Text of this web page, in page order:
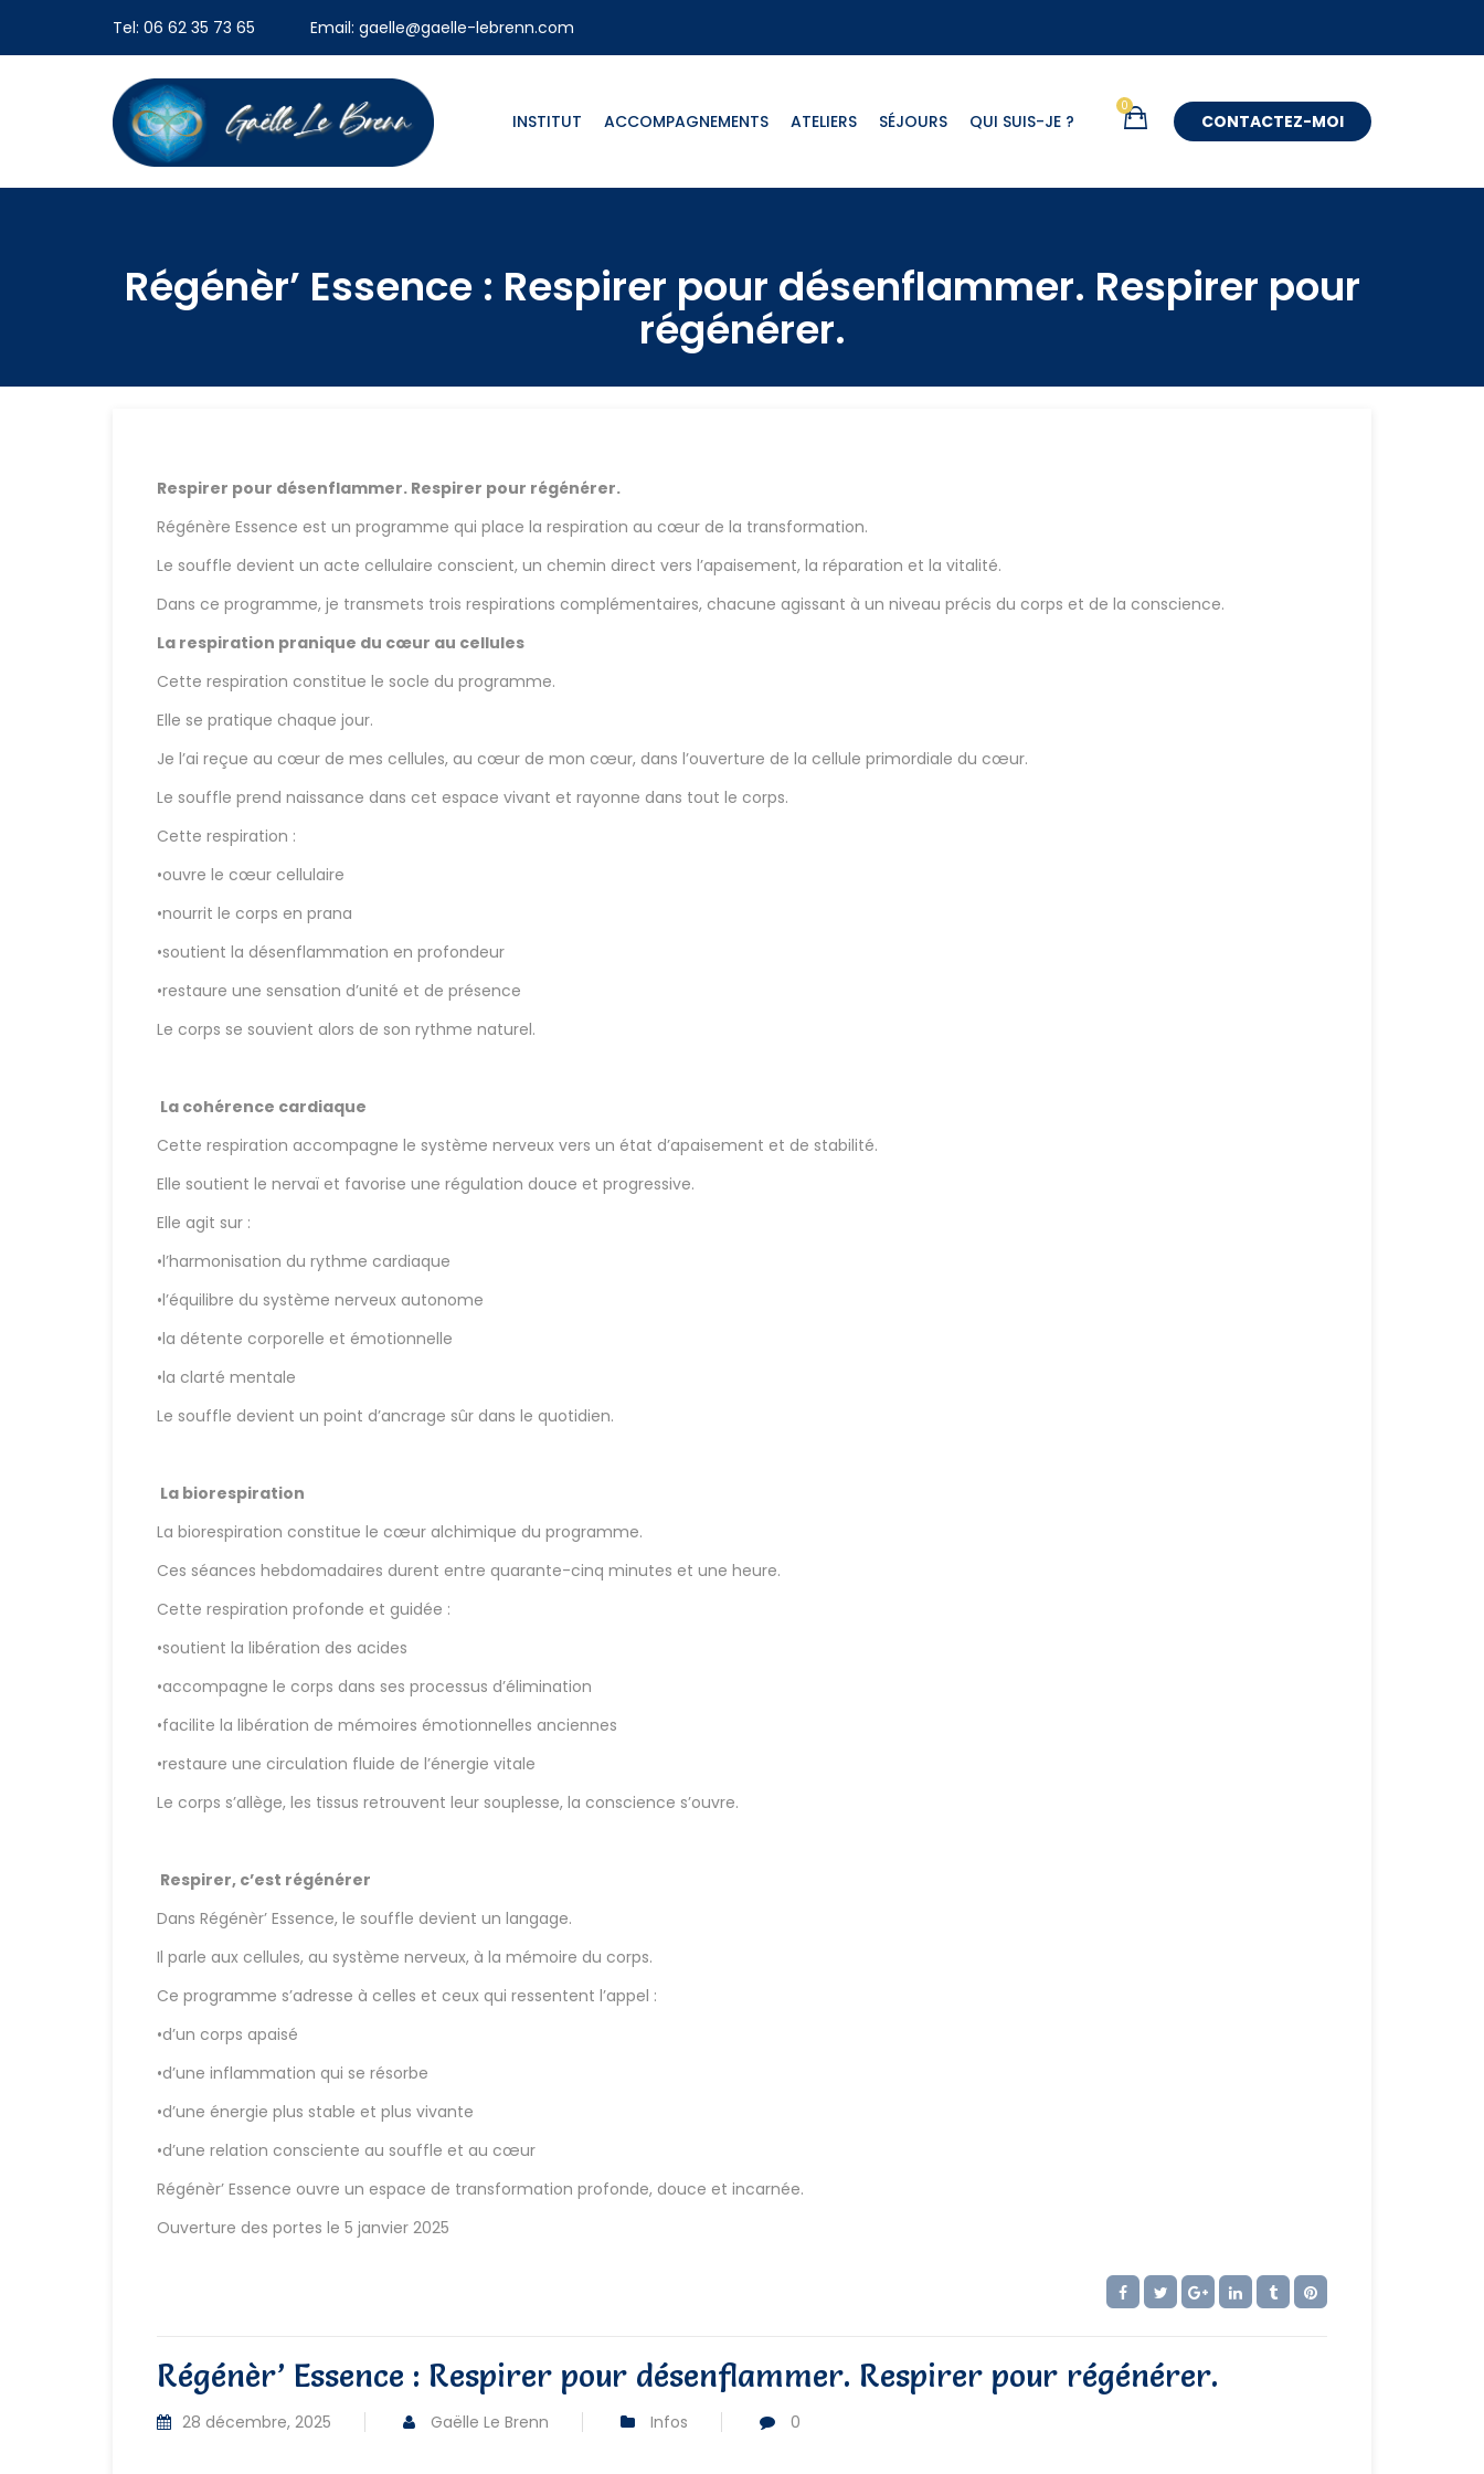
Tel: 06 62 35 73 65 Email: gaelle@gaelle-lebrenn.com
INSTITUT ACCOMPAGNEMENTS ATELIERS SÉJOURS QUI SUIS-JE ?
0
CONTACTEZ-MOI
Régénèr’ Essence : Respirer pour désenflammer. Respirer pour
régénérer.
Respirer pour désenflammer. Respirer pour régénérer.
Régénère Essence est un programme qui place la respiration au cœur de la transformation.
Le souffle devient un acte cellulaire conscient, un chemin direct vers l’apaisement, la réparation et la vitalité.
Dans ce programme, je transmets trois respirations complémentaires, chacune agissant à un niveau précis du corps et de la conscience.
La respiration pranique du cœur au cellules
Cette respiration constitue le socle du programme.
Elle se pratique chaque jour.
Je l’ai reçue au cœur de mes cellules, au cœur de mon cœur, dans l’ouverture de la cellule primordiale du cœur.
Le souffle prend naissance dans cet espace vivant et rayonne dans tout le corps.
Cette respiration :
•ouvre le cœur cellulaire
•nourrit le corps en prana
•soutient la désenflammation en profondeur
•restaure une sensation d’unité et de présence
Le corps se souvient alors de son rythme naturel.
La cohérence cardiaque
Cette respiration accompagne le système nerveux vers un état d’apaisement et de stabilité.
Elle soutient le nervaï et favorise une régulation douce et progressive.
Elle agit sur :
•l’harmonisation du rythme cardiaque
•l’équilibre du système nerveux autonome
•la détente corporelle et émotionnelle
•la clarté mentale
Le souffle devient un point d’ancrage sûr dans le quotidien.
La biorespiration
La biorespiration constitue le cœur alchimique du programme.
Ces séances hebdomadaires durent entre quarante-cinq minutes et une heure.
Cette respiration profonde et guidée :
•soutient la libération des acides
•accompagne le corps dans ses processus d’élimination
•facilite la libération de mémoires émotionnelles anciennes
•restaure une circulation fluide de l’énergie vitale
Le corps s’allège, les tissus retrouvent leur souplesse, la conscience s’ouvre.
Respirer, c’est régénérer
Dans Régénèr’ Essence, le souffle devient un langage.
Il parle aux cellules, au système nerveux, à la mémoire du corps.
Ce programme s’adresse à celles et ceux qui ressentent l’appel :
•d’un corps apaisé
•d’une inflammation qui se résorbe
•d’une énergie plus stable et plus vivante
•d’une relation consciente au souffle et au cœur
Régénèr’ Essence ouvre un espace de transformation profonde, douce et incarnée.
Ouverture des portes le 5 janvier 2025
Régénèr’ Essence : Respirer pour désenflammer. Respirer pour régénérer.
28 décembre, 2025 Gaëlle Le Brenn Infos 0